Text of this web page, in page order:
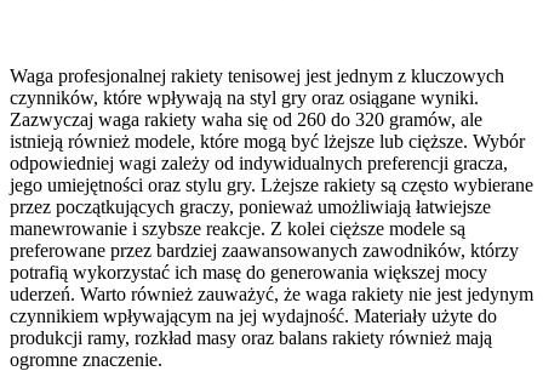
Waga profesjonalnej rakiety tenisowej jest jednym z kluczowych
czynników, które wpływają na styl gry oraz osiągane wyniki.
Zazwyczaj waga rakiety waha się od 260 do 320 gramów, ale
istnieją również modele, które mogą być lżejsze lub cięższe. Wybór
odpowiedniej wagi zależy od indywidualnych preferencji gracza,
jego umiejętności oraz stylu gry. Lżejsze rakiety są często wybierane
przez początkujących graczy, ponieważ umożliwiają łatwiejsze
manewrowanie i szybsze reakcje. Z kolei cięższe modele są
preferowane przez bardziej zaawansowanych zawodników, którzy
potrafią wykorzystać ich masę do generowania większej mocy
uderzeń. Warto również zauważyć, że waga rakiety nie jest jedynym
czynnikiem wpływającym na jej wydajność. Materiały użyte do
produkcji ramy, rozkład masy oraz balans rakiety również mają
ogromne znaczenie.